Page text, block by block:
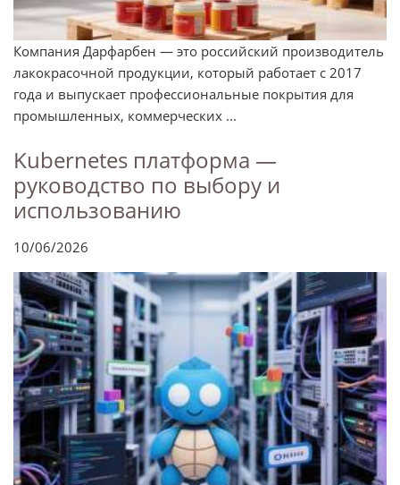
Компания Дарфарбен — это российский производитель
лакокрасочной продукции, который работает с 2017
года и выпускает профессиональные покрытия для
промышленных, коммерческих ...
Kubernetes платформа —
руководство по выбору и
использованию
10/06/2026